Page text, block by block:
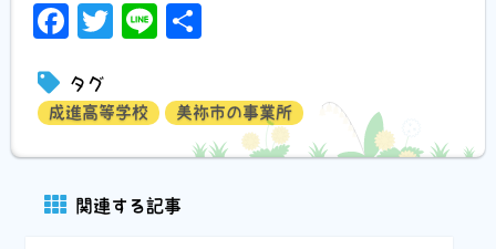
Facebook
Twitter
Line
タグ
成進高等学校 美祢市の事業所
関連する記事